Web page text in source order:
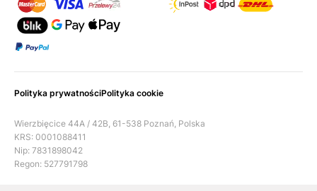
Polityka prywatnościPolityka cookie
Wierzbięcice 44A / 42B, 61-538 Poznań, Polska
KRS: 0001088411
Nip: 7831898042
Regon: 527791798